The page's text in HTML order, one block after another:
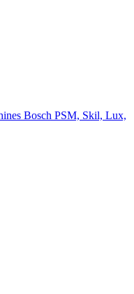
Bosch PSM, Skil, Lux,